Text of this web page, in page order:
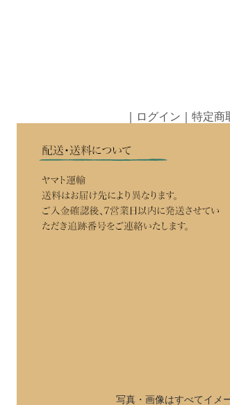
ログイン 特定商
写真・画像はすべてイメ